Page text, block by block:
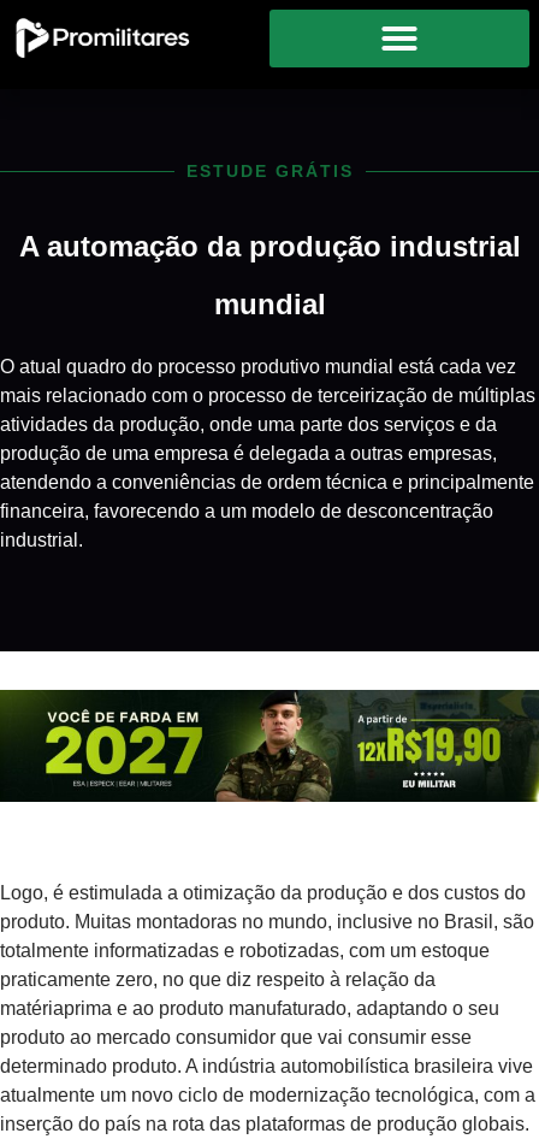
ESTUDE GRÁTIS
A automação da produção industrial
mundial
O atual quadro do processo produtivo mundial está cada vez
mais relacionado com o processo de terceirização de múltiplas
atividades da produção, onde uma parte dos serviços e da
produção de uma empresa é delegada a outras empresas,
atendendo a conveniências de ordem técnica e principalmente
financeira, favorecendo a um modelo de desconcentração
industrial.
Logo, é estimulada a otimização da produção e dos custos do
produto. Muitas montadoras no mundo, inclusive no Brasil, são
totalmente informatizadas e robotizadas, com um estoque
praticamente zero, no que diz respeito à relação da
matériaprima e ao produto manufaturado, adaptando o seu
produto ao mercado consumidor que vai consumir esse
determinado produto. A indústria automobilística brasileira vive
atualmente um novo ciclo de modernização tecnológica, com a
inserção do país na rota das plataformas de produção globais.